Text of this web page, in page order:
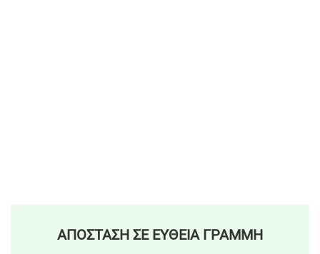
ΑΠΟΣΤΑΣΗ ΣΕ ΕΥΘΕΙΑ ΓΡΑΜΜΗ